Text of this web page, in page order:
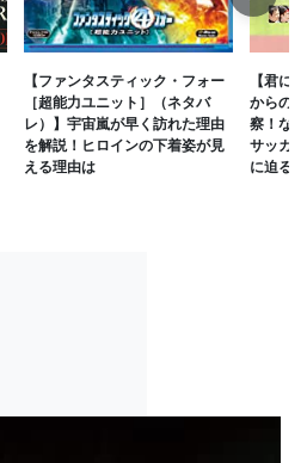
【ファンタスティック・フォー
［超能力ユニット］（ネタバ
レ）】宇宙嵐が早く訪れた理由
を解説！ヒロインの下着姿が見
える理由は
【君に
からの
察！な
サッカ
に迫る
Next